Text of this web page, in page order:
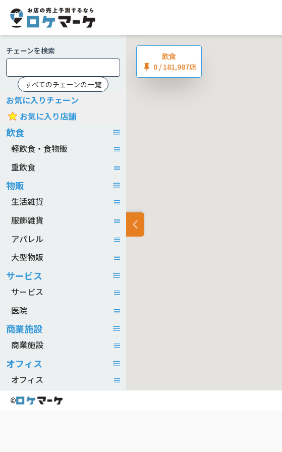
チェーンを検索
すべてのチェーンの一覧
お気に入りチェーン
お気に入り店舗
飲食
軽飲食・食物販
重飲食
物販
生活雑貨
服飾雑貨
アパレル
大型物販
サービス
サービス
医院
商業施設
商業施設
オフィス
オフィス
飲食
0 / 181,987店
©